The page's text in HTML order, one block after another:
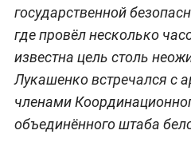
государственной
где провёл несколько
известна цель столь
Лукашенко встречался с
членами
объединённого штаба